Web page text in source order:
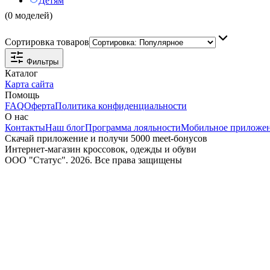
(0 моделей)
Сортировка товаров
Фильтры
Каталог
Карта сайта
Помощь
FAQОфертаПолитика конфиденциальности
О нас
КонтактыНаш блогПрограмма лояльностиМобильное
Скачай приложение и получи 5000 meet-бонусов
Интернет-магазин кроссовок, одежды и обуви
ООО "Статус". 2026. Все права защищены